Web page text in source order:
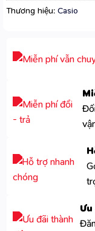
Thương hiệu: Casio